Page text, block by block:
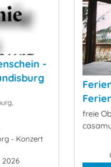
-
- Konzert
2026
freie